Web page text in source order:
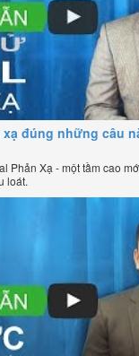
xạ đúng những câu
Phản Xạ - một tầm cao
loát.